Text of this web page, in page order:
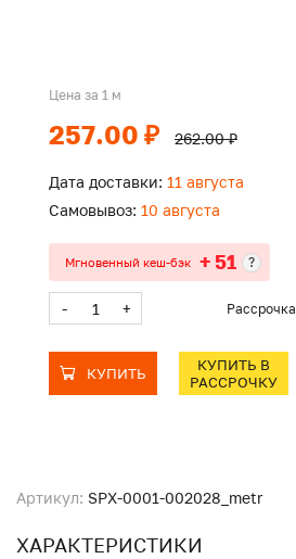
Артикул: SPX-0001-002028_metr
ХАРАКТЕРИСТИКИ
Цена за 1 м
257.00 ₽ 262.00 ₽
Дата доставки: 11 августа
Самовывоз: 10 августа
Мгновенный кеш-бэк + 51 ?
- + Рассрочка
КУПИТЬ
КУПИТЬ В
РАССРОЧКУ